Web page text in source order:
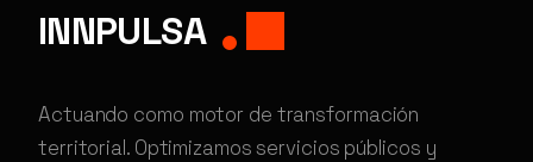
INNPULSA
Actuando como motor de transformación
territorial. Optimizamos servicios públicos y